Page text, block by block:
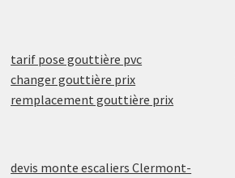
tarif pose gouttière pvc
changer gouttière prix
remplacement gouttière prix
devis monte escaliers Clermont-